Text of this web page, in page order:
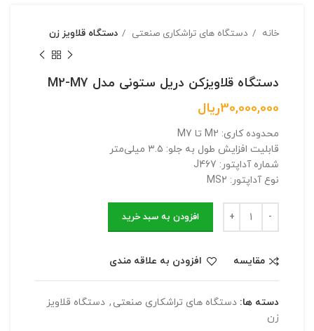
خانه دستگاه های تراشکاری صنعتی دستگاه قلاویز زن
دستگاه قلاویزکن دریل ستونی مدل M2-M7
30,000,000ریال
محدوده کاری: M2 تا M7
قابلیت افزایش طول به جلو: ۳.۵ میلی‌متر
شماره آداپتور: J467
نوع آداپتور: MS2
افزودن به سبد خرید
مقایسه افزودن به علاقه مندی
دسته ها: دستگاه های تراشکاری صنعتی , دستگاه قلاویز
زن